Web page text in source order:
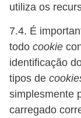
utiliza os
7.4. É
todo cookie
identificação
tipos de
simplesmente
carregado